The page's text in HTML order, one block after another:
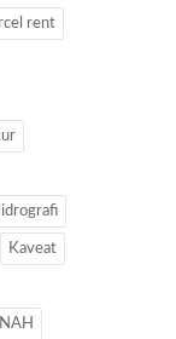
rent
Kaveat